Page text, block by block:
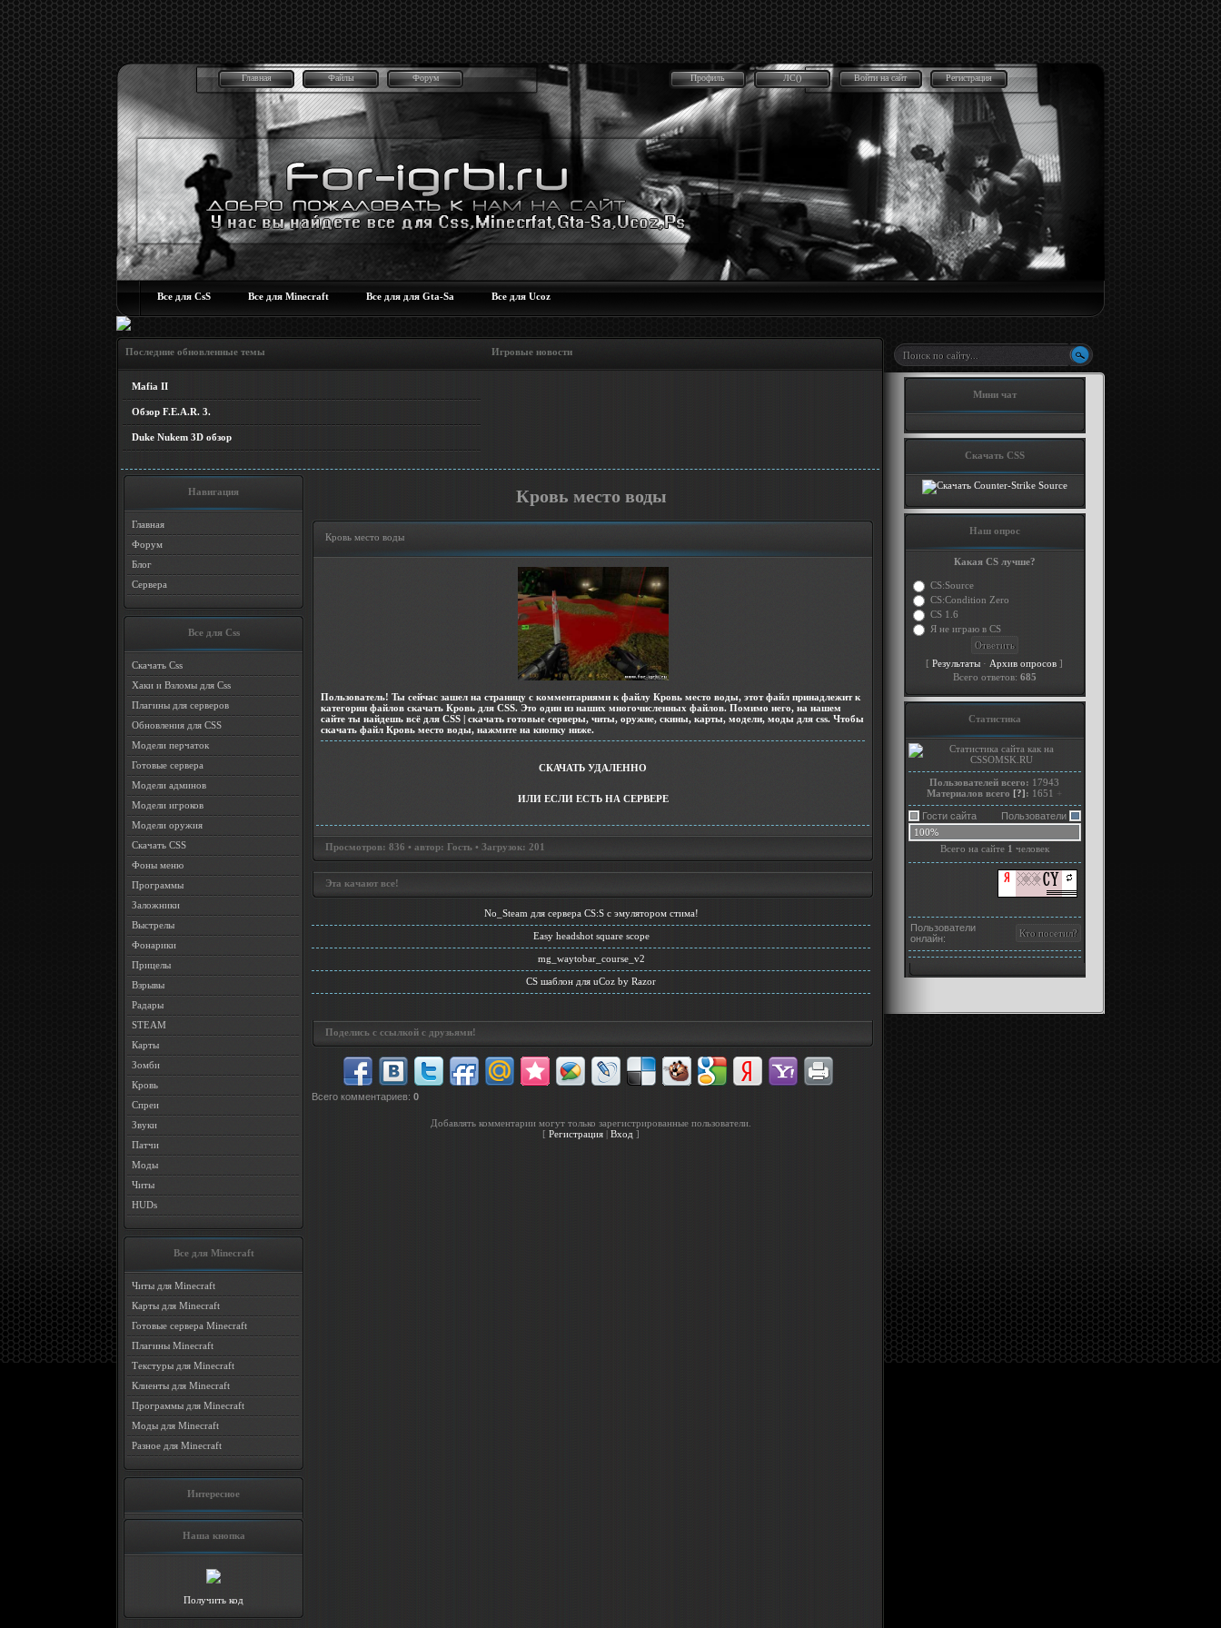
Главная Файлы Форум Профиль ЛС() Войти на сайт Регистрация
Все для CsS Все для Minecraft Все для для Gta-Sa Все для Ucoz
Последние обновленные темы Игровые новости
Mafia II
Обзор F.E.A.R. 3.
Duke Nukem 3D обзор
Навигация
Главная
Форум
Блог
Сервера
Все для Css
Скачать Css
Хаки и Взломы для Css
Плагины для серверов
Обновления для CSS
Модели перчаток
Готовые сервера
Модели админов
Модели игроков
Модели оружия
Скачать CSS
Фоны меню
Программы
Заложники
Выстрелы
Фонарики
Прицелы
Взрывы
Радары
STEAM
Карты
Зомби
Кровь
Спреи
Звуки
Патчи
Моды
Читы
HUDs
Все для Minecraft
Читы для Minecraft
Карты для Minecraft
Готовые сервера Minecraft
Плагины Minecraft
Текстуры для Minecraft
Клиенты для Minecraft
Программы для Minecraft
Моды для Minecraft
Разное для Minecraft
Интересное
Наша кнопка
Получить код
Кровь место воды
Кровь место воды
Пользователь! Ты сейчас зашел на страницу с комментариями к файлу Кровь место воды, этот файл принадлежит к
категории файлов скачать Кровь для CSS. Это один из наших многочисленных файлов. Помимо него, на нашем
сайте ты найдешь всё для CSS | скачать готовые серверы, читы, оружие, скины, карты, модели, моды для css. Чтобы
скачать файл Кровь место воды, нажмите на кнопку ниже.
СКАЧАТЬ УДАЛЕННО
ИЛИ ЕСЛИ ЕСТЬ НА СЕРВЕРЕ
Просмотров: 836 • автор: Гость • Загрузок: 201
Эта качают все!
No_Steam для сервера CS:S с эмулятором стима!
Easy headshot square scope
mg_waytobar_course_v2
CS шаблон для uCoz by Razor
Поделись с ссылкой с друзьями!
Всего комментариев: 0
Добавлять комментарии могут только зарегистрированные пользователи.
[ Регистрация Вход ]
Мини чат
Скачать CSS
Наш опрос
Какая CS лучше?
CS:Source
CS:Condition Zero
CS 1.6
Я не играю в CS
[ Результаты · Архив опросов ]
Всего ответов: 685
Статистика
Пользователей всего: 17943
Материалов всего [?]: 1651 +
Гости сайта
Пользователи
100%
Всего на сайте 1 человек
Пользователи
онлайн: